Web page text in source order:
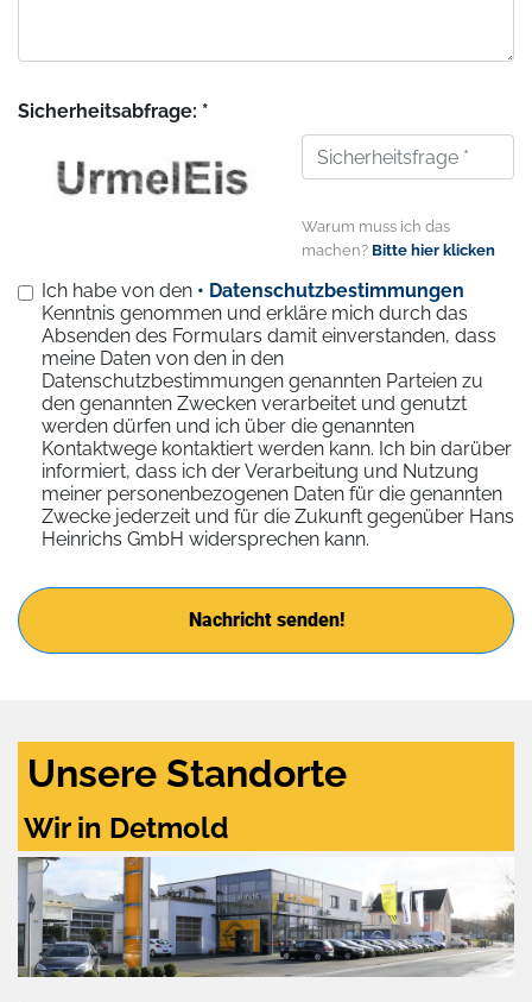
Sicherheitsabfrage: *
Warum muss ich das
machen? Bitte hier klicken
Ich habe von den • Datenschutzbestimmungen
Kenntnis genommen und erkläre mich durch das
Absenden des Formulars damit einverstanden, dass
meine Daten von den in den
Datenschutzbestimmungen genannten Parteien zu
den genannten Zwecken verarbeitet und genutzt
werden dürfen und ich über die genannten
Kontaktwege kontaktiert werden kann. Ich bin darüber
informiert, dass ich der Verarbeitung und Nutzung
meiner personenbezogenen Daten für die genannten
Zwecke jederzeit und für die Zukunft gegenüber Hans
Heinrichs GmbH widersprechen kann.
Nachricht senden!
Unsere Standorte
Wir in Detmold